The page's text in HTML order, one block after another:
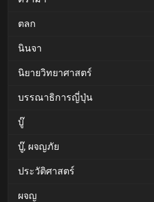
ตลก
นินจา
นิยายวิทยาศาสตร์
บรรณาธิการญี่ปุ่น
บู๊
บู๊, ผจญภัย
ประวัติศาสตร์
ผจญ